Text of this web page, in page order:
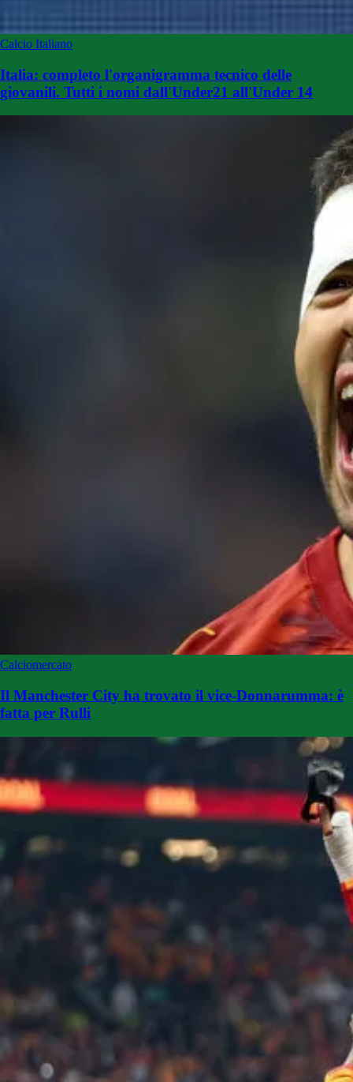
Calcio Italiano
Italia: completo l'organigramma tecnico delle
giovanili. Tutti i nomi dall'Under21 all'Under 14
Calciomercato
Il Manchester City ha trovato il vice-Donnarumma: è
fatta per Rulli